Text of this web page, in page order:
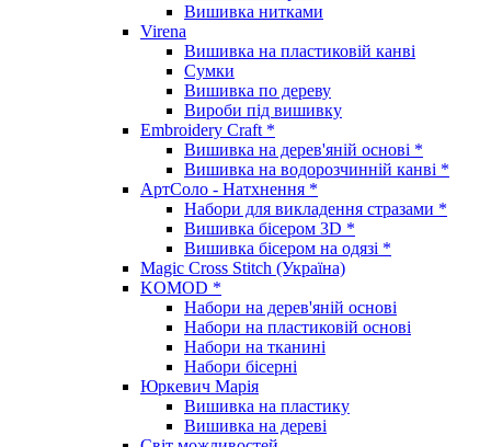
Вишивка нитками
Virena
Вишивка на пластиковій канві
Сумки
Вишивка по дереву
Вироби під вишивку
Embroidery Craft *
Вишивка на дерев'яній основі *
Вишивка на водорозчинній канві *
АртСоло - Натхнення *
Набори для викладення стразами *
Вишивка бісером 3D *
Вишивка бісером на одязі *
Magic Cross Stitch (Україна)
KOMOD *
Набори на дерев'яній основі
Набори на пластиковій основі
Набори на тканині
Набори бісерні
Юркевич Марія
Вишивка на пластику
Вишивка на дереві